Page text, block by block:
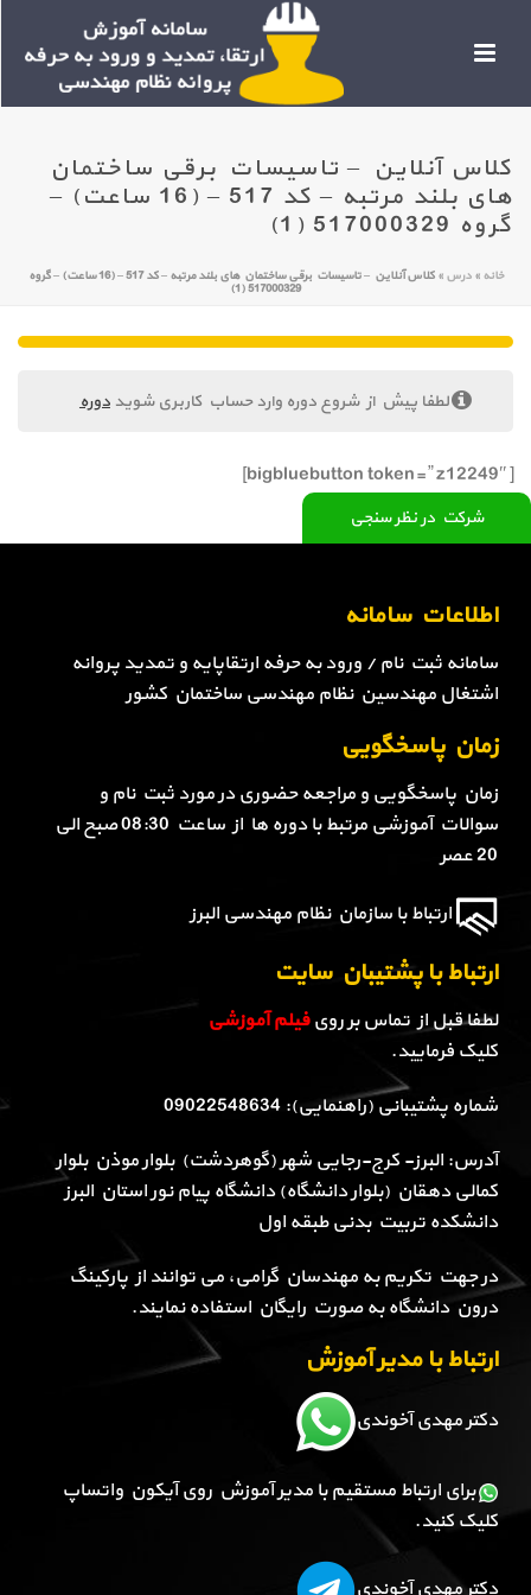
کلاس آنلاین – تاسیسات برقی ساختمان
های بلند مرتبه – کد 517 – (16 ساعت) –
گروه 517000329 (1)
خانه »درس » کلاس آنلاین – تاسیسات برقی ساختمان های بلند مرتبه – کد 517 – (16 ساعت) – گروه
517000329 (1)
شرکت در نظر سنجی
لطفا پیش از شروع دوره وارد حساب کاربری شویددوره
[bigbluebutton token=” z12249″]
اطلاعات سامانه
سامانه ثبت نام / ورود به حرفه ارتقاپایه و تمدید پروانه
اشتغال مهندسین نظام مهندسی ساختمان کشور
زمان پاسخگویی
زمان پاسخگویی و مراجعه حضوری در مورد ثبت نام و
سوالات آموزشی مرتبط با دوره ها از ساعت 08:30 صبح الی
20 عصر
ارتباط با سازمان نظام مهندسی البرز
ارتباط با پشتیبان سایت
لطفا قبل از تماس بر رویفیلم آموزشی
کلیک فرمایید.
شماره پشتیبانی (راهنمایی): 09022548634
آدرس: البرز- کرج-رجایی شهر (گوهردشت) بلوار موذن بلوار
کمالی دهقان (بلوار دانشگاه) دانشگاه پیام نور استان البرز
دانشکده تربیت بدنی طبقه اول
در جهت تکریم به مهندسان گرامی، می توانند از پارکینگ
درون دانشگاه به صورت رایگان استفاده نمایند.
ارتباط با مدیر آموزش
دکتر مهدی آخوندی
برای ارتباط مستقیم با مدیر آموزش روی آیکون واتساپ
کلیک کنید.
دکتر مهدی آخوندی